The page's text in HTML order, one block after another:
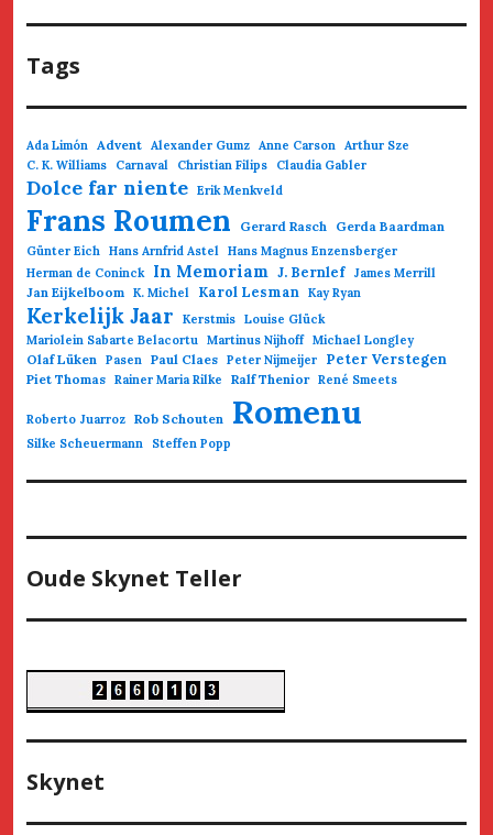
Tags
Ada Limón Advent Alexander Gumz Anne Carson
Arthur Sze
C. K. Williams
Carnaval Christian Filips Claudia Gabler
Dolce far niente Erik Menkveld
Frans Roumen Gerard Rasch Gerda Baardman
Günter Eich Hans Arnfrid Astel
Hans Magnus Enzensberger
Herman de Coninck
In Memoriam J. Bernlef James Merrill
Jan Eijkelboom K. Michel Karol Lesman Kay Ryan
Kerkelijk Jaar Kerstmis Louise Glück
Mariolein Sabarte Belacortu
Martinus Nijhoff Michael Longley
Olaf Lüken Pasen Paul Claes Peter Nijmeijer
Peter Verstegen
Piet Thomas Rainer Maria Rilke Ralf Thenior René Smeets
Roberto Juarroz Rob Schouten Romenu
Silke Scheuermann Steffen Popp
Oude Skynet Teller
Skynet